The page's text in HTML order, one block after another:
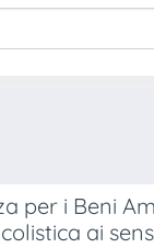
per i Beni
ai